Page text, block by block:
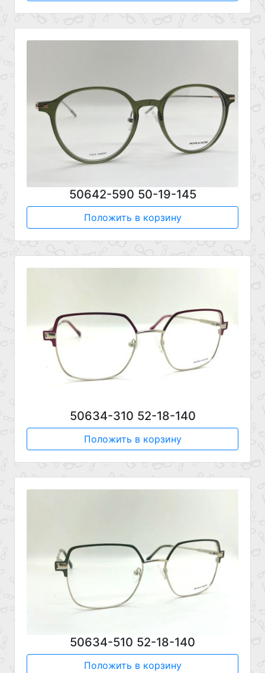
50642-590 50-19-145
Положить в корзину
50634-310 52-18-140
Положить в корзину
50634-510 52-18-140
Положить в корзину